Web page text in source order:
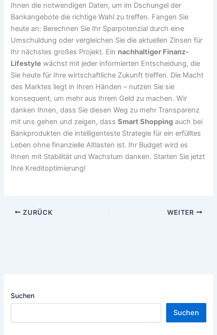
Ihnen die notwendigen Daten, um im Dschungel der
Bankangebote die richtige Wahl zu treffen. Fangen Sie
heute an: Berechnen Sie Ihr Sparpotenzial durch eine
Umschuldung oder vergleichen Sie die aktuellen Zinsen für
Ihr nächstes großes Projekt. Ein nachhaltiger Finanz-
Lifestyle wächst mit jeder informierten Entscheidung, die
Sie heute für Ihre wirtschaftliche Zukunft treffen. Die Macht
des Marktes liegt in Ihren Händen – nutzen Sie sie
konsequent, um mehr aus Ihrem Geld zu machen. Wir
danken Ihnen, dass Sie diesen Weg zu mehr Transparenz
mit uns gehen und zeigen, dassSmart Shopping auch bei
Bankprodukten die intelligenteste Strategie für ein erfülltes
Leben ohne finanzielle Altlasten ist. Ihr Budget wird es
Ihnen mit Stabilität und Wachstum danken. Starten Sie jetzt
Ihre Kreditoptimierung!
ZURÜCK WEITER
Suchen
Suchen